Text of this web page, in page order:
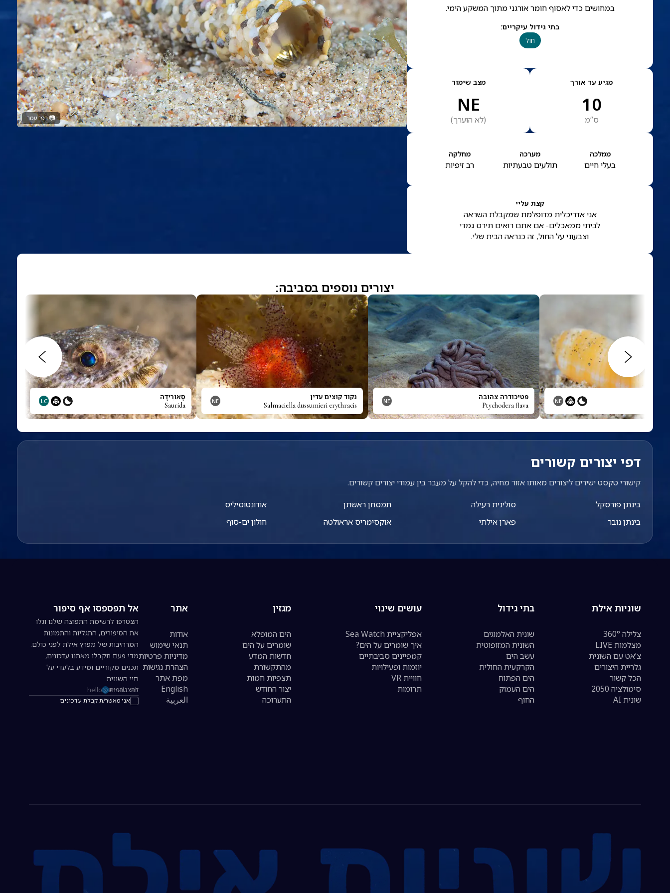
📷רפי עמר
במחושים כדי לאסוף חומר אורגני מתוך המשקע הימי.
בתי גידול עיקריים:
חול
מגיע עד אורך
10
ס”מ
מצב שימור
NE
(לא הוערך)
ממלכה
בעלי חיים
מערכה
תולעים טבעתיות
מחלקה
רב זיפיות
קצת עליי
אני אדריכלית מדופלמת שמקבלת השראה
לביתי ממאכלים- אם אתם רואים תירס גמדי
וצבעוני על החול, זה כנראה הבית שלי.
יצורים נוספים בסביבה:
NE פטיכודרה צהובה
Ptychodera flava
NE נקוד קוצים עדין
Salmaciella dussumieri erythracis
NE סָאוּרִידָה
Saurida
LC
דפי יצורים קשורים
קישורי טקסט ישירים ליצורים מאותו אזור מחיה, כדי להקל על מעבר בין עמודי יצורים קשורים.
בינתן פורסקל
בינתן נובר
סולינית רעילה
פארן אילתי
תמסחן ראשתן
אוקסימריס אראולטה
אוֹדוֹנְטוֹסִילִיס
חולון ים-סוף
שוניות אילת
צלילה 360°
מצלמות LIVE
צ'אט עם השונית
גלריית היצורים
הכל קשור
סימולציה 2050
שונית AI
בתי גידול
שונית האלמוגים
השונית המזופוטית
עשב הים
הקרקעית החולית
הים הפתוח
הים העמוק
החוף
עושים שינוי
אפליקציית Sea Watch
איך שומרים על הים?
קמפיינים סביבתיים
יוזמות ופעילויות
חוויית VR
תרומות
מגזין
הים המופלא
שומרים על הים
חדשות המדע
מהתקשורת
תצפיות חמות
יצור החודש
התערוכה
אתר
אודות
תנאי שימוש
מדיניות פרטיות
הצהרת נגישות
מפת אתר
English
العربية
אל תפספסו אף סיפור
הצטרפו לרשימת התפוצה שלנו וגלו
את הסיפורים, התגליות והתמונות
המרהיבות של מפרץ אילת לפני כולם.
מדי פעם תקבלו מאתנו עדכונים,
תכנים מקוריים ומידע בלעדי על
חיי השונית.
כתובת אימייל להרשמה לניוזלטר
אני מאשר/ת קבלת עדכונים
להצטרפות